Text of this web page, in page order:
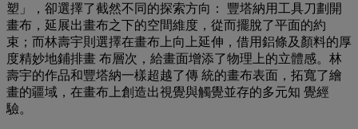
塑」，卻選擇了截然不同的探索方向： 豐塔納用工具刀劃開
畫布，延展出畫布之下的空間維度，從而擺脫了平面的約
束；而林壽宇則選擇在畫布上向上延伸，借用鋁條及顏料的厚
度精妙地鋪排畫 布層次，給畫面增添了物理上的立體感。林
壽宇的作品和豐塔納一樣超越了傳 統的畫布表面，拓寬了繪
畫的疆域，在畫布上創造出視覺與觸覺並存的多元知 覺經
驗。